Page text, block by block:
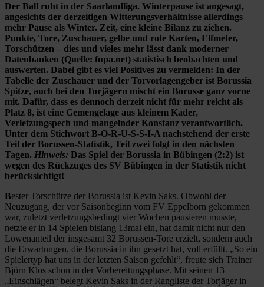
Der Ball ruht in der Saarlandliga. Winterpause ist angesagt,
angesichts der derzeitigen Witterungsverhältnisse allerdings
mehr Pause als Winter. Zeit, eine kleine Bilanz zu ziehen.
Punkte, Tore, Zuschauer, gelbe und rote Karten, Elfmeter,
Torschützen – dies und vieles mehr lässt dank moderner
Datenbanken (Quelle: fupa.net) statistisch beobachten und
auswerten. Dabei gibt es viel Positives zu vermelden: In der
Tabelle der Zuschauer und der Torvorlagengeber ist Borussia
Spitze, auch bei den Torjägern mischt ein Borusse ganz vorne
mit. Dafür, dass es dennoch derzeit nicht für mehr reicht als
Platz 8, ist eine Gemengelage aus kleinem Kader,
Verletzungspech und mangelnder Konstanz verantwortlich.
Unter dem Stichwort B-O-R-U-S-S-I-A nachstehend der erste
Teil der Borussen-Statistik, Teil zwei folgt in den nächsten
Tagen. Hinweis: Das Spiel der Borussia in Bübingen (2:2) ist
wegen des Rückzuges des SV Bübingen in der Statistik nicht
berücksichtigt!
Bester Torschütze der Borussia ist Kevin Saks. Obwohl der
Neuzugang, der vor Saisonbeginn vom FV Eppelborn gekommen
war, zuletzt verletzungsbedingt vier Wochen pausieren musste,
netzte er in 14 Spielen bislang 13mal ein, hat damit nicht nur den
Löwenanteil der insgesamt 32 Borussen-Tore erzielt, sondern auch
die Erwartungen, die Borussia in ihn gesetzt hat, voll erfüllt. „So ein
Spielertyp hat uns in der letzten Saison gefehlt“, freute sich Trainer
Björn Klos schon in der Vorbereitungsphase. Mit seinen 13
„Einschlägen“ belegt Kevin Saks in der Rangliste der Torjäger in